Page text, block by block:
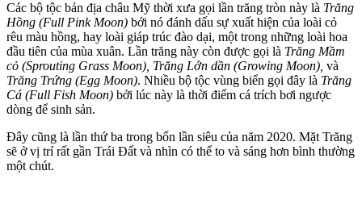
Các bộ tộc bản địa châu Mỹ thời xưa gọi lần trăng tròn này là Trăng
Hồng (Full Pink Moon) bới nó đánh dấu sự xuất hiện của loài cỏ
rêu màu hồng, hay loài giáp trúc đào dại, một trong những loài hoa
đầu tiên của mùa xuân. Lần trăng này còn được gọi là Trăng Mầm
cỏ (Sprouting Grass Moon), Trăng Lớn dần (Growing Moon), và
Trăng Trứng (Egg Moon). Nhiều bộ tộc vùng biển gọi đây là Trăng
Cá (Full Fish Moon) bởi lúc này là thời điểm cá trích bơi ngược
dòng để sinh sản.
Đây cũng là lần thứ ba trong bốn lần siêu của năm 2020. Mặt Trăng
sẽ ở vị trí rất gần Trái Đất và nhìn có thể to và sáng hơn bình thường
một chút.